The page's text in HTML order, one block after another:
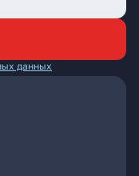
данных